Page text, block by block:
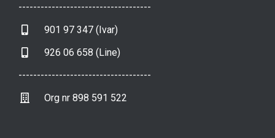
------------------------------------
901 97 347 (Ivar)
926 06 658 (Line)
------------------------------------
Org nr 898 591 522